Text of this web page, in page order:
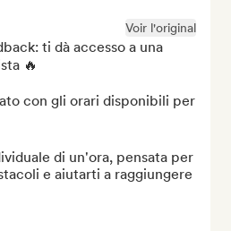
Voir l'original
ti dà accesso a una
🔥
con gli orari disponibili per
di un'ora, pensata per
e aiutarti a raggiungere